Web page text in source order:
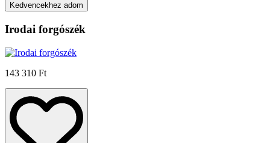
Kedvencekhez adom
Irodai forgószék
143 310 Ft